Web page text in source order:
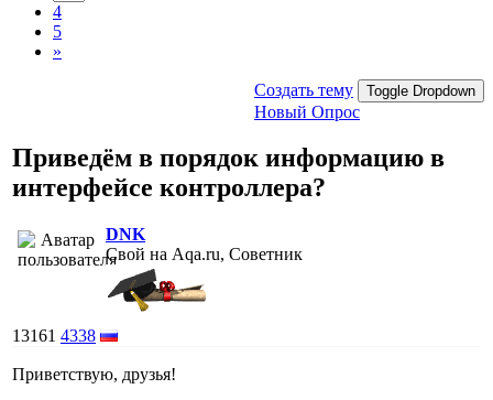
4
5
»
Создать тему Toggle Dropdown
Новый Опрос
Приведём в порядок информацию в
интерфейсе контроллера?
DNK
Свой на Aqa.ru, Советник
13161 4338
Приветствую, друзья!